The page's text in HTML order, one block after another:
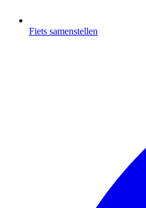
Fiets samenstellen